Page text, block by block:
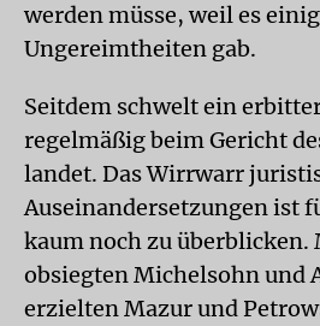
werden müsse, weil es
Ungereimtheiten gab.
Seitdem schwelt ein
regelmäßig beim Gericht
landet. Das Wirrwarr
Auseinandersetzungen ist
kaum noch zu überblicken.
obsiegten Michelsohn und
erzielten Mazur und